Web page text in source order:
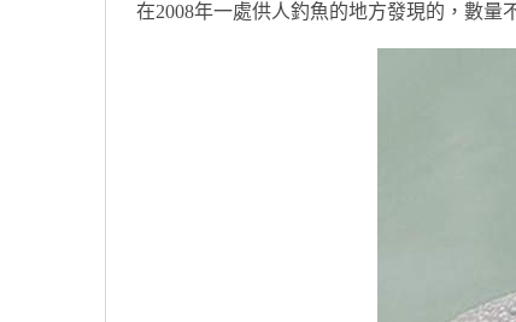
在2008年一處供人釣魚的地方發現的，數量